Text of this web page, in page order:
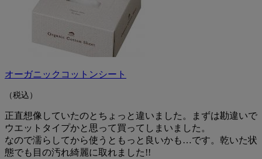
オーガニックコットンシート
（税込）
正直想像していたのとちょっと違いました。まずは勘違いで
ウエットタイプかと思って買ってしまいました。
なので濡らしてから使うともっと良いかも…です。乾いた状
態でも目の汚れ綺麗に取れました!!